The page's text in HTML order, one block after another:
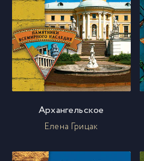
Архангельское
Елена Грицак